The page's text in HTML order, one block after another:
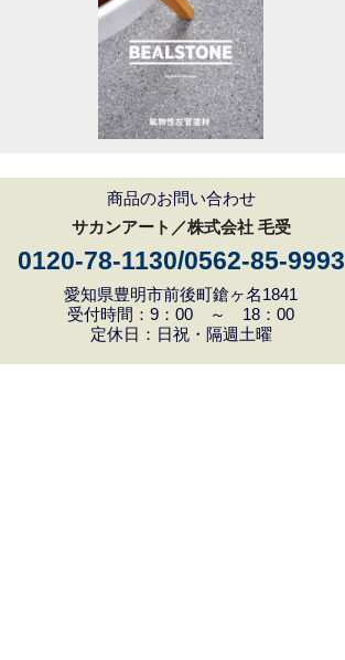
商品のお問い合わせ
サカンアート／株式会社 毛受
0120-78-1130/0562-85-9993
愛知県豊明市前後町鎗ヶ名1841
受付時間：9：00 ～ 18：00
定休日：日祝・隔週土曜